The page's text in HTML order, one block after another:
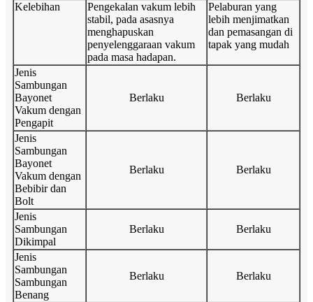
Kelebihan
Pengekalan vakum lebih
stabil, pada asasnya
menghapuskan
penyelenggaraan vakum
pada masa hadapan.
Pelaburan yang
lebih menjimatkan
dan pemasangan di
tapak yang mudah
Jenis
Sambungan
Bayonet
Vakum dengan
Pengapit
Berlaku Berlaku
Jenis
Sambungan
Bayonet
Vakum dengan
Bebibir dan
Bolt
Berlaku Berlaku
Jenis
Sambungan
Dikimpal
Berlaku Berlaku
Jenis
Sambungan
Sambungan
Benang
Berlaku Berlaku